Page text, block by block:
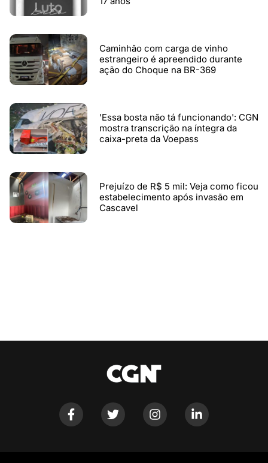
Caminhão com carga de vinho
estrangeiro é apreendido durante
ação do Choque na BR-369
'Essa bosta não tá funcionando': CGN
mostra transcrição na íntegra da
caixa-preta da Voepass
Prejuízo de R$ 5 mil: Veja como ficou
estabelecimento após invasão em
Cascavel